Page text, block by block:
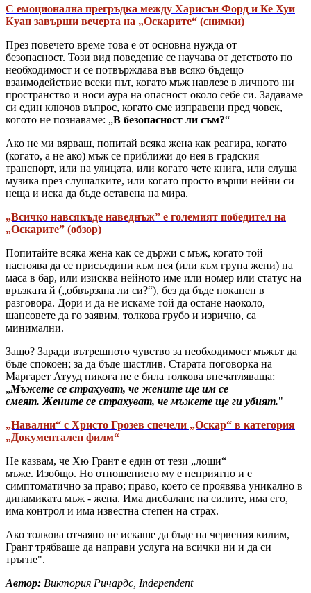
С емоционална прегръдка между Харисън Форд и Ке Хуи
Куан завърши вечерта на „Оскарите“ (снимки)
През повечето време това е от основна нужда от
безопасност. Този вид поведение се научава от детството по
необходимост и се потвърждава във всяко бъдещо
взаимодействие всеки път, когато мъж навлезе в личното ни
пространство и носи аура на опасност около себе си. Задаваме
си един ключов въпрос, когато сме изправени пред човек,
когото не познаваме: „В безопасност ли съм?“
Ако не ми вярваш, попитай всяка жена как реагира, когато
(когато, а не ако) мъж се приближи до нея в градския
транспорт, или на улицата, или когато чете книга, или слуша
музика през слушалките, или когато просто върши нейни си
неща и иска да бъде оставена на мира.
„Всичко навсякъде наведнъж” е големият победител на
„Оскарите” (обзор)
Попитайте всяка жена как се държи с мъж, когато той
настоява да се присъедини към нея (или към група жени) на
маса в бар, или изисква нейното име или номер или статус на
връзката й („обвързана ли си?“), без да бъде поканен в
разговора. Дори и да не искаме той да остане наоколо,
шансовете да го заявим, толкова грубо и изрично, са
минимални.
Защо? Заради вътрешното чувство за необходимост мъжът да
бъде спокоен; за да бъде щастлив. Старата поговорка на
Маргарет Атууд никога не е била толкова впечатляваща:
„Мъжете се страхуват, че жените ще им се
смеят. Жените се страхуват, че мъжете ще ги убият."
„Навални“ с Христо Грозев спечели „Оскар“ в категория
„Документален филм“
Не казвам, че Хю Грант е един от тези „лоши“
мъже. Изобщо. Но отношението му е неприятно и е
симптоматично за право; право, което се проявява уникално в
динамиката мъж - жена. Има дисбаланс на силите, има его,
има контрол и има известна степен на страх.
Ако толкова отчаяно не искаше да бъде на червения килим,
Грант трябваше да направи услуга на всички ни и да си
тръгне".
Автор: Виктория Ричардс, Independent